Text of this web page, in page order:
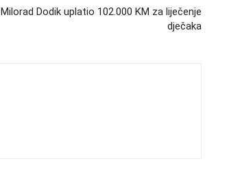
Milorad Dodik uplatio 102.000 KM za liječenje
dječaka